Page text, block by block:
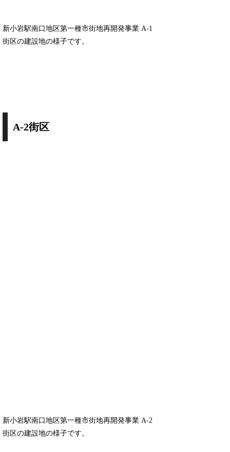
新小岩駅南口地区第一種市街地再開発事業 A-1
街区の建設地の様子です。
A-2街区
新小岩駅南口地区第一種市街地再開発事業 A-2
街区の建設地の様子です。